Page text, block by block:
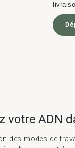
votre ADN
des modes de